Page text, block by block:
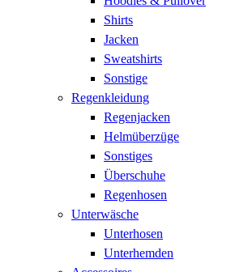
Shirts
Jacken
Sweatshirts
Sonstige
Regenkleidung
Regenjacken
Helmüberzüge
Sonstiges
Überschuhe
Regenhosen
Unterwäsche
Unterhosen
Unterhemden